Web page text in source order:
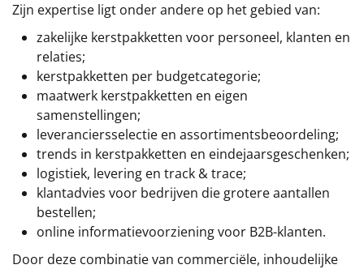
Borrelplank
Warmtekussen
Slowcooker POPULAIR
Noodradio NIEUW
Deken (fleece plaid)
Alle artikelen
Overige
Zijn expertise ligt onder andere op het gebied van:
zakelijke kerstpakketten voor personeel, klanten en
relaties;
kerstpakketten per budgetcategorie;
maatwerk kerstpakketten en eigen
samenstellingen;
leveranciersselectie en assortimentsbeoordeling;
trends in kerstpakketten en eindejaarsgeschenken;
logistiek, levering en track & trace;
klantadvies voor bedrijven die grotere aantallen
bestellen;
online informatievoorziening voor B2B-klanten.
Door deze combinatie van commerciële, inhoudelijke